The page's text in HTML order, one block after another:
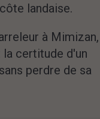
landaise.
à Mimizan,
certitude d'un
perdre de sa